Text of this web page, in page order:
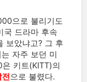
으로 불리기도
국 드라마 후속
보았냐고? 그 후
자주 보던 미
키트(KITT)의
으로 불렸다.